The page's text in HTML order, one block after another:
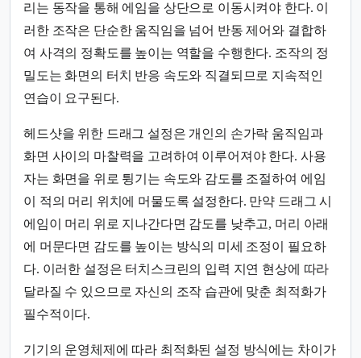
리는 동작을 통해 에임을 상단으로 이동시켜야 한다. 이
러한 조작은 단순한 움직임을 넘어 반동 제어와 결합하
여 사격의 정확도를 높이는 역할을 수행한다. 조작의 정
밀도는 화면의 터치 반응 속도와 직결되므로 지속적인
연습이 요구된다.
헤드샷을 위한 드래그 설정은 개인의 손가락 움직임과
화면 사이의 마찰력을 고려하여 이루어져야 한다. 사용
자는 화면을 위로 튕기는 속도와 감도를 조절하여 에임
이 적의 머리 위치에 머물도록 설정한다. 만약 드래그 시
에임이 머리 위로 지나간다면 감도를 낮추고, 머리 아래
에 머문다면 감도를 높이는 방식의 미세 조정이 필요하
다. 이러한 설정은 터치스크린의 입력 지연 현상에 따라
달라질 수 있으므로 자신의 조작 습관에 맞춘 최적화가
필수적이다.
기기의 운영체제에 따라 최적화된 설정 방식에는 차이가